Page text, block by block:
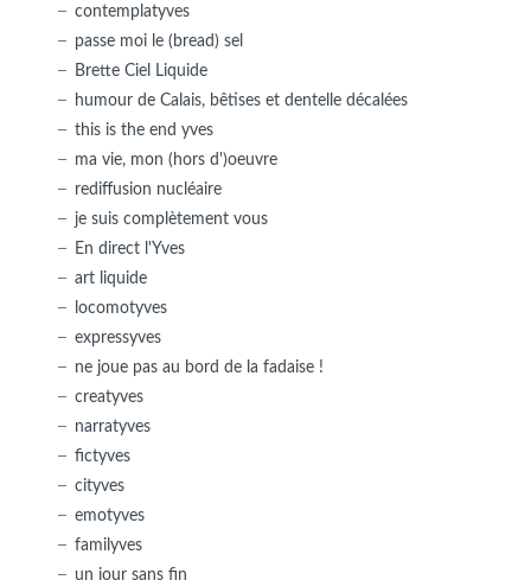
contemplatyves
passe moi le (bread) sel
Brette Ciel Liquide
humour de Calais, bêtises et dentelle décalées
this is the end yves
ma vie, mon (hors d')oeuvre
rediffusion nucléaire
je suis complètement vous
En direct l'Yves
art liquide
locomotyves
expressyves
ne joue pas au bord de la fadaise !
creatyves
narratyves
fictyves
cityves
emotyves
familyves
un jour sans fin